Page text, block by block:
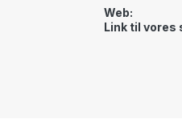
Web:
Link til vores